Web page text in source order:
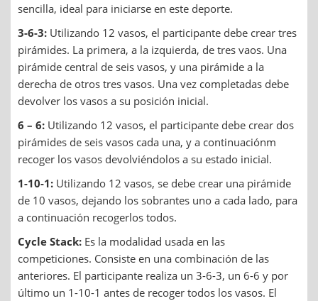
sencilla, ideal para iniciarse en este deporte.
3-6-3: Utilizando 12 vasos, el participante debe crear tres
pirámides. La primera, a la izquierda, de tres vaos. Una
pirámide central de seis vasos, y una pirámide a la
derecha de otros tres vasos. Una vez completadas debe
devolver los vasos a su posición inicial.
6 – 6: Utilizando 12 vasos, el participante debe crear dos
pirámides de seis vasos cada una, y a continuaciónm
recoger los vasos devolviéndolos a su estado inicial.
1-10-1: Utilizando 12 vasos, se debe crear una pirámide
de 10 vasos, dejando los sobrantes uno a cada lado, para
a continuación recogerlos todos.
Cycle Stack: Es la modalidad usada en las
competiciones. Consiste en una combinación de las
anteriores. El participante realiza un 3-6-3, un 6-6 y por
último un 1-10-1 antes de recoger todos los vasos. El